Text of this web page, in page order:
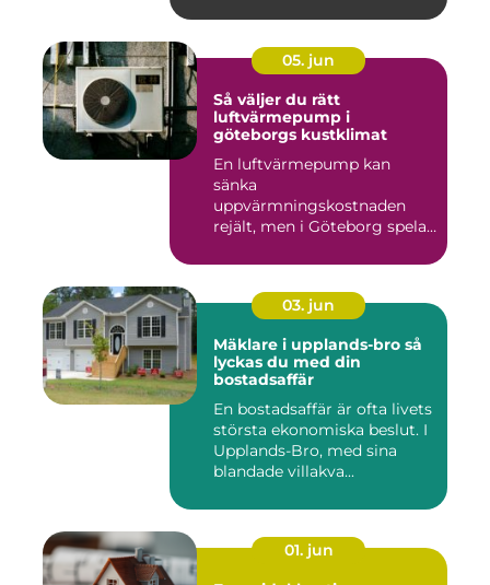
05. jun
Så väljer du rätt
luftvärmepump i
göteborgs kustklimat
En luftvärmepump kan
sänka
uppvärmningskostnaden
rejält, men i Göteborg spelar
03. jun
Mäklare i upplands-bro så
lyckas du med din
bostadsaffär
En bostadsaffär är ofta livets
största ekonomiska beslut. I
Upplands-Bro, med sina
blandade villakva...
01. jun